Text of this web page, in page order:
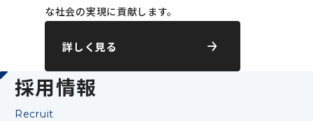
な社会の実現に貢献します。
詳しく見る
採用情報
Recruit